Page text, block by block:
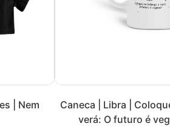
| Nem
Caneca | Libra |
verá: O futuro é